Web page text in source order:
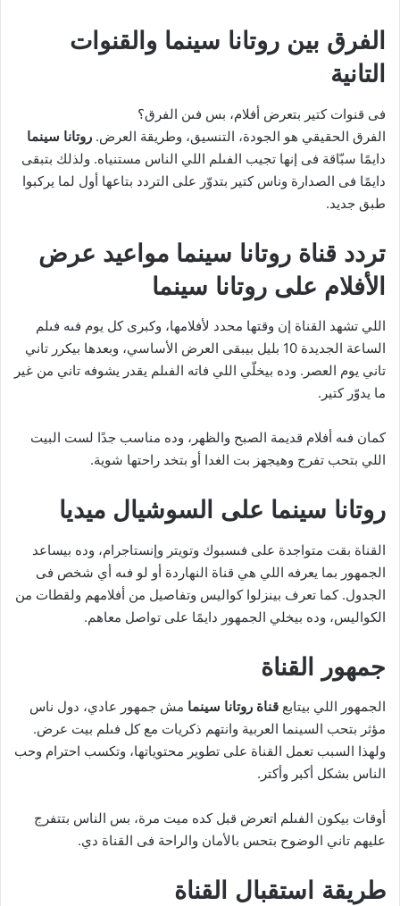
الفرق بين روتانا سينما والقنوات
التانية
فى قنوات كتير بتعرض أفلام، بس فىن الفرق؟
الفرق الحقيقي هو الجودة، التنسيق، وطريقة العرض. روتانا سينما
دايمًا سبّاقة فى إنها تجيب الفىلم اللي الناس مستنياه. ولذلك بتبقى
دايمًا فى الصدارة وناس كتير بتدوّر على التردد بتاعها أول لما يركبوا
طبق جديد.
تردد قناة روتانا سينما مواعيد عرض
الأفلام على روتانا سينما
اللي تشهد القناة إن وقتها محدد لأفلامها، وكبرى كل يوم فىه فىلم
الساعة الجديدة 10 بليل بيبقى العرض الأساسي، وبعدها بيكرر تاني
تاني يوم العصر. وده بيخلّي اللي فاته الفىلم يقدر يشوفه تاني من غير
ما يدوّر كتير.
كمان فىه أفلام قديمة الصبح والظهر، وده مناسب جدًا لست البيت
اللي بتحب تفرج وهيجهز بت الغدا أو بتخد راحتها شوية.
روتانا سينما على السوشيال ميديا
القناة بقت متواجدة على فىسبوك وتويتر وإنستاجرام، وده بيساعد
الجمهور بما يعرفه اللي هي قناة النهاردة أو لو فىه أي شخص فى
الجدول.كما تعرف بينزلوا كواليس وتفاصيل من أفلامهم ولقطات من
الكواليس، وده بيخلي الجمهور دايمًا على تواصل معاهم.
جمهور القناة
الجمهور اللي بيتابع قناة روتانا سينما مش جمهور عادي، دول ناس
مؤثر بتحب السينما العربية وانتهم ذكريات مع كل فىلم بيت عرض.
ولهذا السبب تعمل القناة على تطوير محتوياتها، وتكسب احترام وحب
الناس بشكل أكبر وأكتر.
أوقات بيكون الفىلم اتعرض قبل كده ميت مرة، بس الناس بتتفرج
عليهم تاني الوضوح بتحس بالأمان والراحة فى القناة دي.
طريقة استقبال القناة